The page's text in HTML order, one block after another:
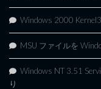
Windows 2000
MSU ファイルを
Windows NT 3.51
り